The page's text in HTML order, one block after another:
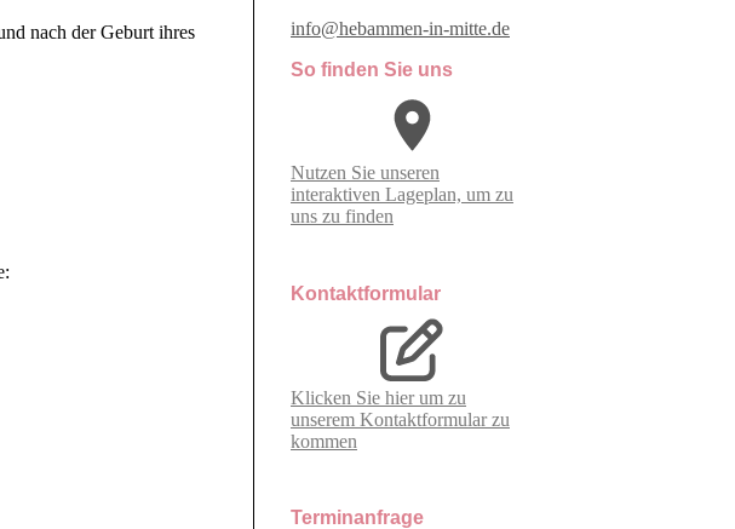
nach der Geburt ihres
info@hebammen-in-mitte.de
So finden Sie uns
Nutzen Sie unseren
interaktiven La­ge­plan, um zu
uns zu finden
Kontaktformular
Klicken Sie hier um zu
unserem Kon­takt­for­mu­lar zu
kommen
Terminanfrage